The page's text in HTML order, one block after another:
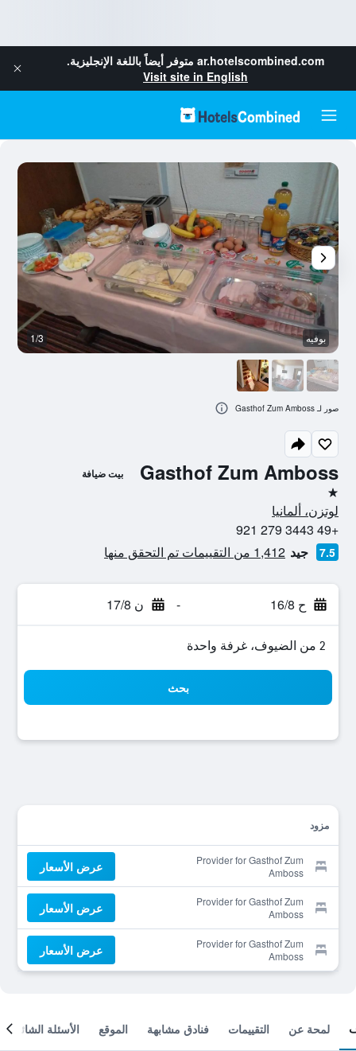
ar.hotelscombined.com متوفر أيضاً باللغة الإنجليزية.
Visit site in English
Gasthof Zum Amboss بيت ضيافة
نجمة واحدة
لوتزن، ألمانيا
+49 3443 279 921
7.5 جيد 1,412 من التقييمات تم التحقق منها
ح 16/8 - ن 17/8
2 من الضيوف، غرفة واحدة
بحث
مزود
Provider for Gasthof Zum
Amboss
عرض الأسعار
Provider for Gasthof Zum
Amboss
عرض الأسعار
Provider for Gasthof Zum
Amboss
عرض الأسعار
بوفيه 1/3
صور لـ Gasthof Zum Amboss
لمحة عن التقييمات فنادق مشابهة الموقع الأسئلة الشائعة